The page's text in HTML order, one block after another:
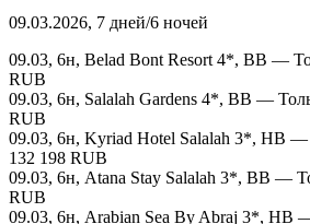
09.03.2026, 7 дней/6 ночей
09.03, 6н, Belad Bont Resort 4*, BB —
RUB
09.03, 6н, Salalah Gardens 4*, BB —
RUB
09.03, 6н, Kyriad Hotel Salalah 3*, HB
132 198 RUB
09.03, 6н, Atana Stay Salalah 3*, BB —
RUB
09.03, 6н, Arabian Sea By Abraj 3*, HB